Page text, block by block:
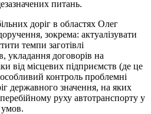
питань.
доріг в областях Олег
зокрема: актуалізувати
темпи заготівлі
укладання договорів на
від місцевих підприємств (де це
контроль проблемні
державного значення, на яких
руху автотранспорту у